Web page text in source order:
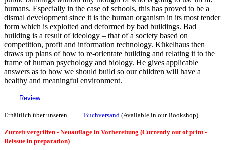
humans. Especially in the case of schools, this has proved to be a
dismal development since it is the human organism in its most tender
form which is exploited and deformed by bad buildings. Bad
building is a result of ideology – that of a society based on
competition, profit and information technology. Kükelhaus then
draws up plans of how to re-orientate building and relating it to the
frame of human psychology and biology. He gives applicable
answers as to how we should build so our children will have a
healthy and meaningful environment.
Review
Erhältlich über unseren Buchversand (Available in our Bookshop)
Zurzeit vergriffen - Neuauflage in Vorbereitung (Currently out of print -
Reissue in preparation)